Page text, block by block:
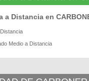
Distancia en
Medio a Distancia